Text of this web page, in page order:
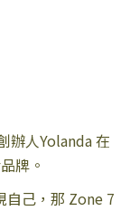
辦人Yolanda 在
牌。
自己，那 Zone 7